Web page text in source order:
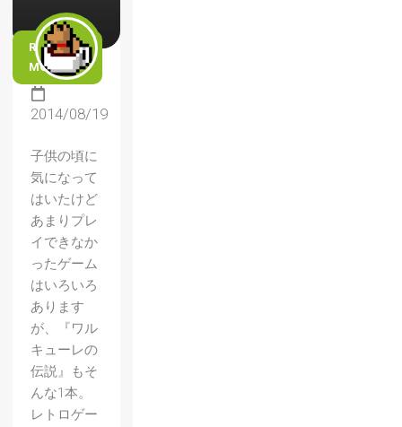
READ
MORE
2014/08/19
子供の頃に
気になって
はいたけど
あまりプレ
イできなか
ったゲーム
はいろいろ
あります
が、『ワル
キューレの
伝説』もそ
んな1本。
レトロゲー